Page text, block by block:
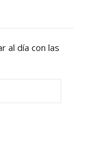
al día con las